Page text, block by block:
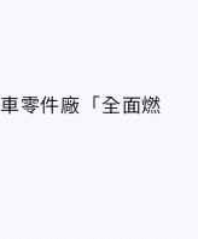
零件廠「全面燃